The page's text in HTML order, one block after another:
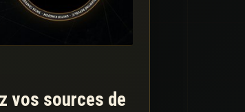
vos sources de